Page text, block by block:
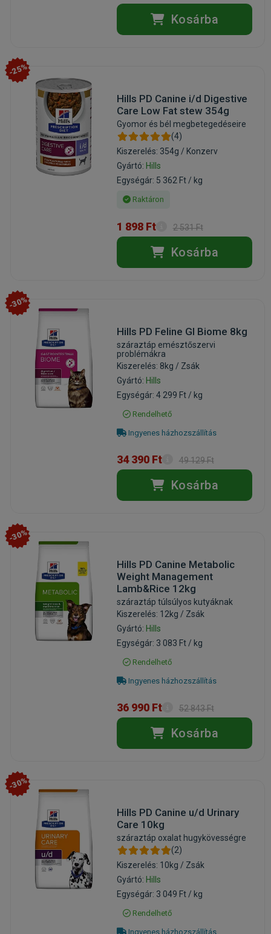
Kosárba
-25%
Hills PD Canine i/d Digestive
Care Low Fat stew 354g
Gyomor és bél megbetegedéseire
(4)
Kiszerelés: 354g / Konzerv
Gyártó: Hills
Egységár: 5 362 Ft / kg
Raktáron
1 898 Ft 2 531 Ft
Kosárba
-30%
Hills PD Feline GI Biome 8kg
száraztáp emésztőszervi
problémákra
Kiszerelés: 8kg / Zsák
Gyártó: Hills
Egységár: 4 299 Ft / kg
Rendelhető
Ingyenes házhozszállítás
34 390 Ft 49 129 Ft
Kosárba
-30%
Hills PD Canine Metabolic
Weight Management
Lamb&Rice 12kg
száraztáp túlsúlyos kutyáknak
Kiszerelés: 12kg / Zsák
Gyártó: Hills
Egységár: 3 083 Ft / kg
Rendelhető
Ingyenes házhozszállítás
36 990 Ft 52 843 Ft
Kosárba
-30%
Hills PD Canine u/d Urinary
Care 10kg
száraztáp oxalat hugykövességre
(2)
Kiszerelés: 10kg / Zsák
Gyártó: Hills
Egységár: 3 049 Ft / kg
Rendelhető
Ingyenes házhozszállítás